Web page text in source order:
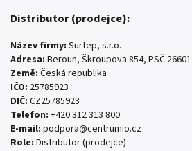
Distributor (prodejce):
Název firmy: Surtep, s.r.o.
Adresa: Beroun, Škroupova 854, PSČ 26601
Země: Česká republika
IČO: 25785923
DIČ: CZ25785923
Telefon: +420 312 313 800
E-mail: podpora@centrumio.cz
Role: Distributor (prodejce)